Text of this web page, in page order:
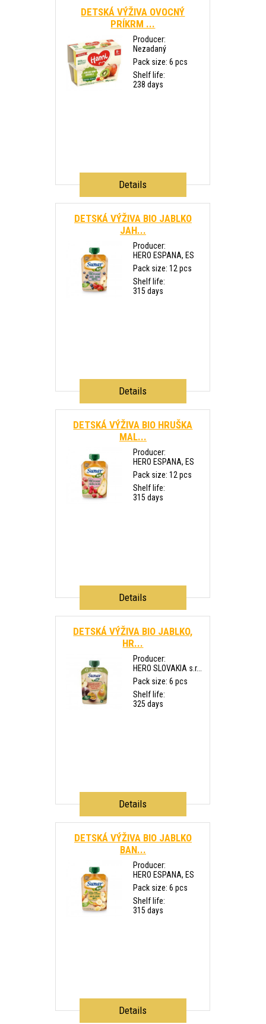
DETSKÁ VÝŽIVA OVOCNÝ
PRÍKRM ...
Producer:
Nezadaný
Pack size: 6 pcs
Shelf life:
238 days
Details
DETSKÁ VÝŽIVA BIO JABLKO
JAH...
Producer:
HERO ESPANA, ES
Pack size: 12 pcs
Shelf life:
315 days
Details
DETSKÁ VÝŽIVA BIO HRUŠKA
MAL...
Producer:
HERO ESPANA, ES
Pack size: 12 pcs
Shelf life:
315 days
Details
DETSKÁ VÝŽIVA BIO JABLKO,
HR...
Producer:
HERO SLOVAKIA s.r...
Pack size: 6 pcs
Shelf life:
325 days
Details
DETSKÁ VÝŽIVA BIO JABLKO
BAN...
Producer:
HERO ESPANA, ES
Pack size: 6 pcs
Shelf life:
315 days
Details